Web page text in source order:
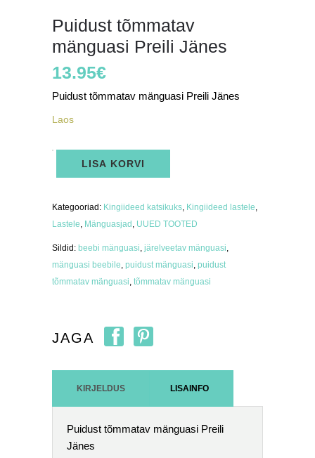
Puidust tõmmatav
mänguasi Preili Jänes
13.95€
Puidust tõmmatav mänguasi Preili Jänes
Laos
Puidust
tõmmatav
kogus
LISA KORVI
Kategooriad: Kingiideed katsikuks, Kingiideed lastele,
Lastele, Mänguasjad , UUED TOOTED
Sildid: beebi mänguasi, järelveetav mänguasi,
mänguasi beebile, puidust mänguasi, puidust
tõmmatav mänguasi, tõmmatav mänguasi
JAGA
KIRJELDUS LISAINFO
Puidust tõmmatav mänguasi Preili
Jänes